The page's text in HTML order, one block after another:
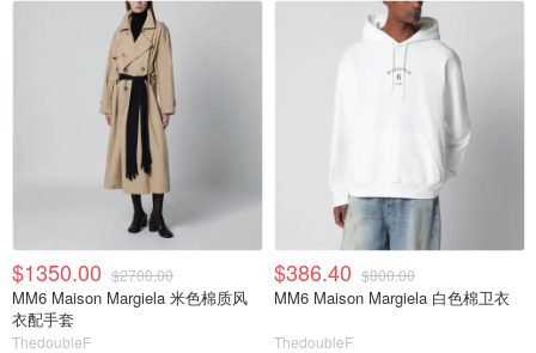
$1350.00 $2700.00
MM6 Maison Margiela 米色棉质风
衣配手套
ThedoubleF
$386.40 $800.00
MM6 Maison Margiela 白色棉卫衣
ThedoubleF